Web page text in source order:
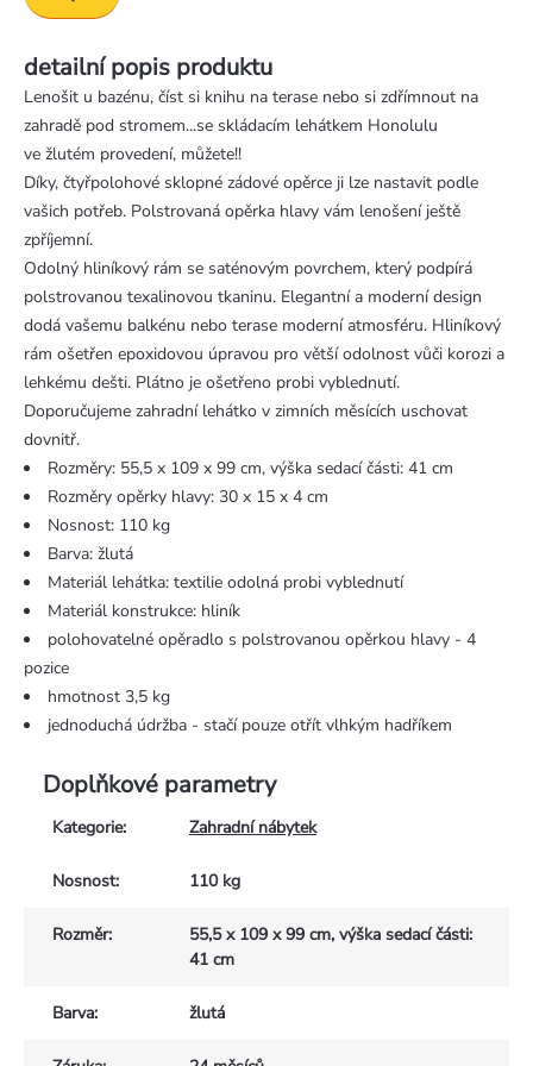
detailní popis produktu
Lenošit u bazénu, číst si knihu na terase nebo si zdřímnout na
zahradě pod stromem...se skládacím lehátkem Honolulu
ve žlutém provedení, můžete!!
Díky, čtyřpolohové sklopné zádové opěrce ji lze nastavit podle
vašich potřeb. Polstrovaná opěrka hlavy vám lenošení ještě
zpříjemní.
Odolný hliníkový rám se saténovým povrchem, který podpírá
polstrovanou texalinovou tkaninu. Elegantní a moderní design
dodá vašemu balkénu nebo terase moderní atmosféru. Hliníkový
rám ošetřen epoxidovou úpravou pro větší odolnost vůči korozi a
lehkému dešti. Plátno je ošetřeno probi vyblednutí.
Doporučujeme zahradní lehátko v zimních měsících uschovat
dovnitř.
Rozměry: 55,5 x 109 x 99 cm, výška sedací části: 41 cm
Rozměry opěrky hlavy: 30 x 15 x 4 cm
Nosnost: 110 kg
Barva: žlutá
Materiál lehátka: textilie odolná probi vyblednutí
Materiál konstrukce: hliník
polohovatelné opěradlo s polstrovanou opěrkou hlavy - 4
pozice
hmotnost 3,5 kg
jednoduchá údržba - stačí pouze otřít vlhkým hadříkem
Doplňkové parametry
Kategorie: Zahradní nábytek
Nosnost: 110 kg
Rozměr:
55,5 x 109 x 99 cm, výška sedací části:
41 cm
Barva: žlutá